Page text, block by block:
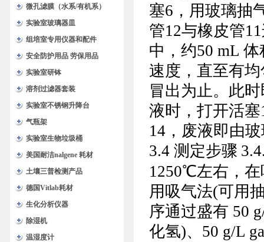
微孔滤膜（水系/有机系）
实验室玻璃器皿
组培室专用仪器和配件
安全防护用品 劳保用品
实验室研钵
溶剂过滤器套装
实验室不锈钢升降台
气瓶架
实验室生物垃圾桶
美国耐洁nalgene 耗材
土壤三普检测产品
德国Vitlab耗材
生化分析仪器
除湿机
温湿度计
塞6 ，用玻璃抽
管12与橡皮管11
中，约50 mL 体
速度，直至有
冒出为止。此
液时，打开活塞
14 ，废液即由
3.4 测定步骤
1250℃左右，
用吸气法(可用
序通过盛有 50
化氢)、 50 g/L